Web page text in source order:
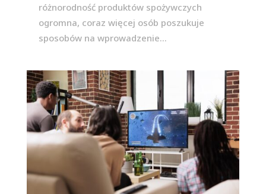
różnorodność produktów spożywczych
ogromna, coraz więcej osób poszukuje
sposobów na wprowadzenie...